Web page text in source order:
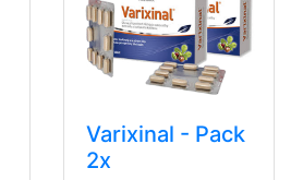
Varixinal - Pack
2x